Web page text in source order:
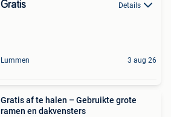
Gratis Details
Lummen 3 aug 26
Gratis af te halen – Gebruikte grote
ramen en dakvensters